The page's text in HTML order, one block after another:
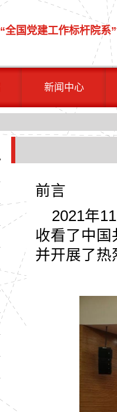
“全国党建工作标杆院系”
新闻中心
前言
2021年11
收看了中国
并开展了热